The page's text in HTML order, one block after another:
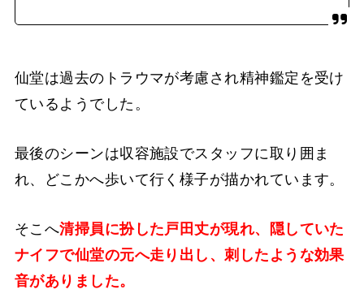
仙堂は過去のトラウマが考慮され精神鑑定を受け
ているようでした。
最後のシーンは収容施設でスタッフに取り囲ま
れ、どこかへ歩いて行く様子が描かれています。
そこへ清掃員に扮した戸田丈が現れ、隠していた
ナイフで仙堂の元へ走り出し、刺したような効果
音がありました。